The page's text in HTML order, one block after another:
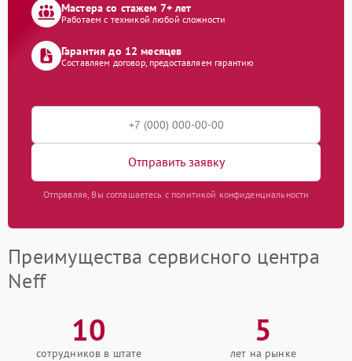
Мастера со стажем 7+ лет
Работаем с техникой любой сложности
Гарантия до 12 месяцев
Составляем договор, предоставляем гарантию
Отправить заявку
Отправляя, Вы соглашаетесь с политикой конфиденциальности
Преимущества сервисного центра
Neff
10
сотрудников в штате
5
лет на рынке